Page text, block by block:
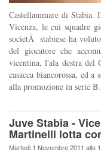
Castellammare di Stabia.
Vicenza, le cui squadre
societÃ stabiese ha
del giocatore che
vicentina, l'ala destra del
casacca biancorossa, ed
alla promozione in serie B.
Juve Stabia -
Martinelli lotta
Martedi 1 Novembre 2011 alle